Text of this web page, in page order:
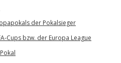
der Pokalsieger
Cups bzw. der Europa League